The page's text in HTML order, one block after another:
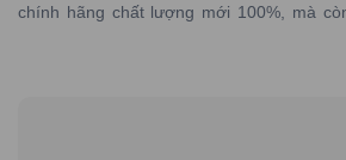
chính hãng chất lượng mới 100%, mà